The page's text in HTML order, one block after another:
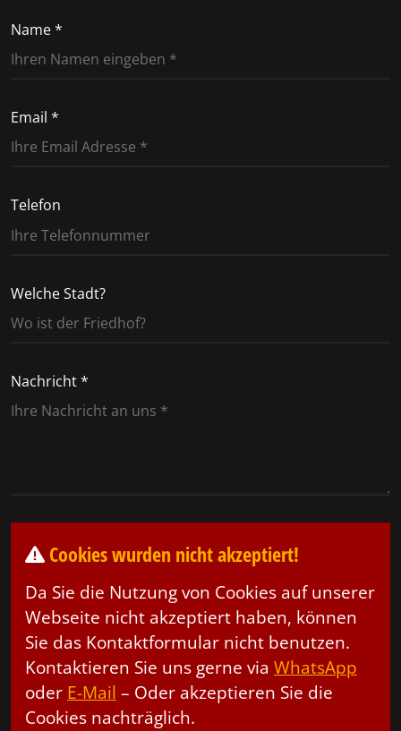
Name *
Email *
Telefon
Welche Stadt?
Nachricht *
Cookies wurden nicht akzeptiert!
Da Sie die Nutzung von Cookies auf unserer
Webseite nicht akzeptiert haben, können
Sie das Kontaktformular nicht benutzen.
Kontaktieren Sie uns gerne via WhatsApp
oder E-Mail – Oder akzeptieren Sie die
Cookies nachträglich.